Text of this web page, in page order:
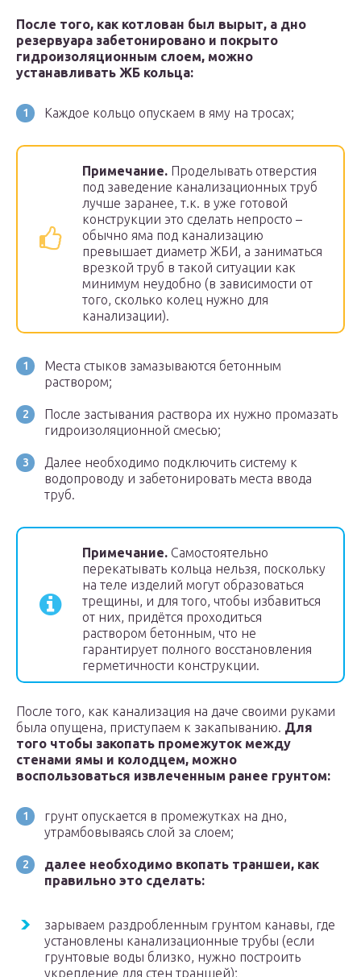
После того, как котлован был вырыт, а дно
резервуара забетонировано и покрыто
гидроизоляционным слоем, можно
устанавливать ЖБ кольца:
Каждое кольцо опускаем в яму на тросах;
Примечание. Проделывать отверстия
под заведение канализационных труб
лучше заранее, т.к. в уже готовой
конструкции это сделать непросто –
обычно яма под канализацию
превышает диаметр ЖБИ, а заниматься
врезкой труб в такой ситуации как
минимум неудобно (в зависимости от
того, сколько колец нужно для
канализации).
Места стыков замазываются бетонным
раствором;
После застывания раствора их нужно промазать
гидроизоляционной смесью;
Далее необходимо подключить систему к
водопроводу и забетонировать места ввода
труб.
Примечание. Самостоятельно
перекатывать кольца нельзя, поскольку
на теле изделий могут образоваться
трещины, и для того, чтобы избавиться
от них, придётся проходиться
раствором бетонным, что не
гарантирует полного восстановления
герметичности конструкции.
После того, как канализация на даче своими руками
была опущена, приступаем к закапыванию. Для
того чтобы закопать промежуток между
стенами ямы и колодцем, можно
воспользоваться извлеченным ранее грунтом:
грунт опускается в промежутках на дно,
утрамбовываясь слой за слоем;
далее необходимо вкопать траншеи, как
правильно это сделать:
зарываем раздробленным грунтом канавы, где
установлены канализационные трубы (если
грунтовые воды близко, нужно построить
укрепление для стен траншей);